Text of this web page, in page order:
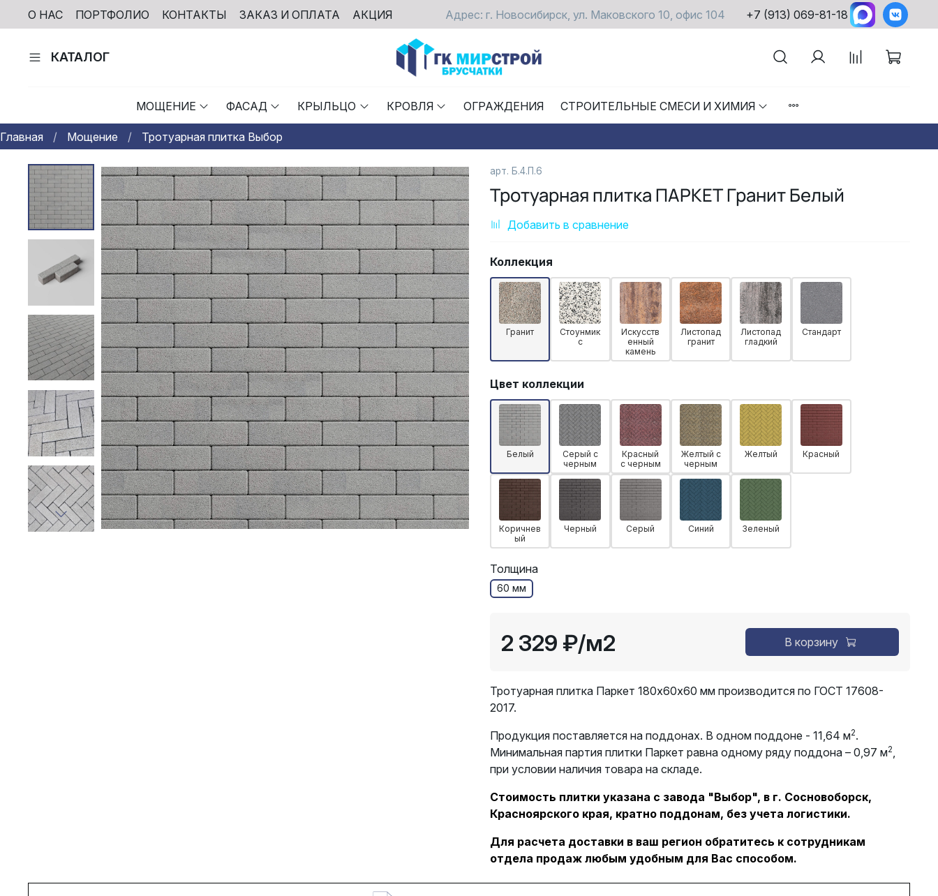
О НАС ПОРТФОЛИО КОНТАКТЫ ЗАКАЗ И ОПЛАТА АКЦИЯ Адрес: г. Новосибирск, ул. Маковского 10, офис 104 +7 (913) 069-81-18
КАТАЛОГ
МОЩЕНИЕ ФАСАД КРЫЛЬЦО КРОВЛЯ ОГРАЖДЕНИЯ СТРОИТЕЛЬНЫЕ СМЕСИ И ХИМИЯ
Главная Мощение Тротуарная плитка Выбор
арт. Б.4.П.6
Тротуарная плитка ПАРКЕТ Гранит Белый
Добавить в сравнение
Коллекция
Гранит
Стоунмик
с
Искусств
енный
камень
Листопад
гранит
Листопад
гладкий
Стандарт
Цвет коллекции
Белый
Серый с
черным
Красный
с черным
Желтый с
черным
Желтый Красный
Коричнев
ый
Черный Серый Синий Зеленый
Толщина
60 мм
2 329 ₽/м2 В корзину
Тротуарная плитка Паркет 180х60х60 мм производится по ГОСТ 17608-
2017.
Продукция поставляется на поддонах. В одном поддоне - 11,64 м2.
Минимальная партия плитки Паркет равна одному ряду поддона – 0,97 м2,
при условии наличия товара на складе.
Стоимость плитки указана с завода "Выбор", в г. Сосновоборск,
Красноярского края, кратно поддонам, без учета логистики.
Для расчета доставки в ваш регион обратитесь к сотрудникам
отдела продаж любым удобным для Вас способом.